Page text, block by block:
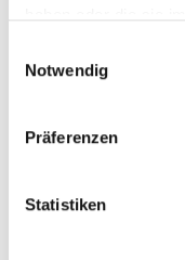
Notwendig
Präferenzen
Statistiken